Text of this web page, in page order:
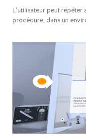
L’utilisateur peut répéter
procédure, dans un